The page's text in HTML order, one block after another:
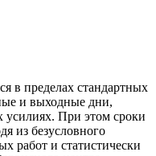
в пределах стандартных
и выходные дни,
усилиях. При этом сроки
из безусловного
работ и статистически